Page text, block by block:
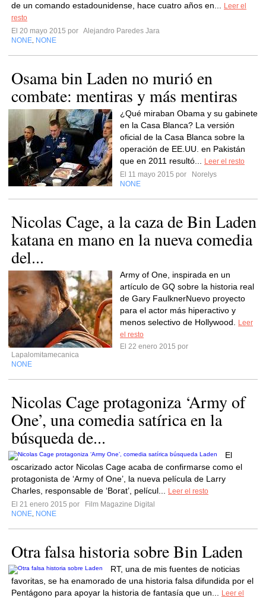
de un comando estadounidense, hace cuatro años en...
Leer el
resto
El 20 mayo 2015 por Alejandro Paredes Jara
NONE NONE
Osama bin Laden no murió en
combate: mentiras y más mentiras
¿Qué miraban Obama y su gabinete
en la Casa Blanca? La versión
oficial de la Casa Blanca sobre la
operación de EE.UU. en Pakistán
que en 2011 resultó...
Leer el resto
El 11 mayo 2015 por
Norelys
NONE
Nicolas Cage, a la caza de Bin Laden
katana en mano en la nueva comedia
del...
Army of One, inspirada en un
artículo de GQ sobre la historia real
de Gary FaulknerNuevo proyecto
para el actor más hiperactivo y
menos selectivo de Hollywood.
Leer
el resto
El 22 enero 2015 por
Lapalomitamecanica
NONE
Nicolas Cage protagoniza ‘Army of
One’, una comedia satírica en la
búsqueda de...
El
oscarizado actor Nicolas Cage acaba de confirmarse como el
protagonista de ‘Army of One’, la nueva película de Larry
Charles, responsable de ‘Borat’, películ...
Leer el resto
El 21 enero 2015 por
Film Magazine Digital
NONE NONE
Otra falsa historia sobre Bin Laden
RT, una de mis fuentes de noticias
favoritas, se ha enamorado de una historia falsa difundida por el
Pentágono para apoyar la historia de fantasía que un...
Leer el